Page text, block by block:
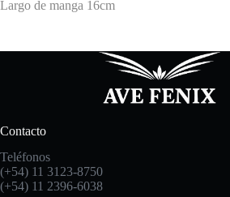
Largo de manga 16cm
Contacto
Teléfonos
(+54) 11 3123-8750
(+54) 11 2396-6038